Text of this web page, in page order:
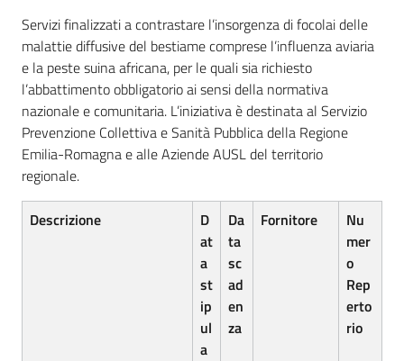
Servizi finalizzati a contrastare l’insorgenza di focolai delle
malattie diffusive del bestiame comprese l’influenza aviaria
e la peste suina africana, per le quali sia richiesto
l’abbattimento obbligatorio ai sensi della normativa
nazionale e comunitaria. L’iniziativa è destinata al Servizio
Prevenzione Collettiva e Sanità Pubblica della Regione
Emilia-Romagna e alle Aziende AUSL del territorio
regionale.
Descrizione
D
at
a
st
ip
ul
a
Da
ta
sc
ad
en
za
Fornitore
Nu
mer
o
Rep
erto
rio